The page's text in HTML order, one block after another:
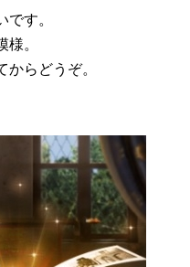
です。
。
らどうぞ。